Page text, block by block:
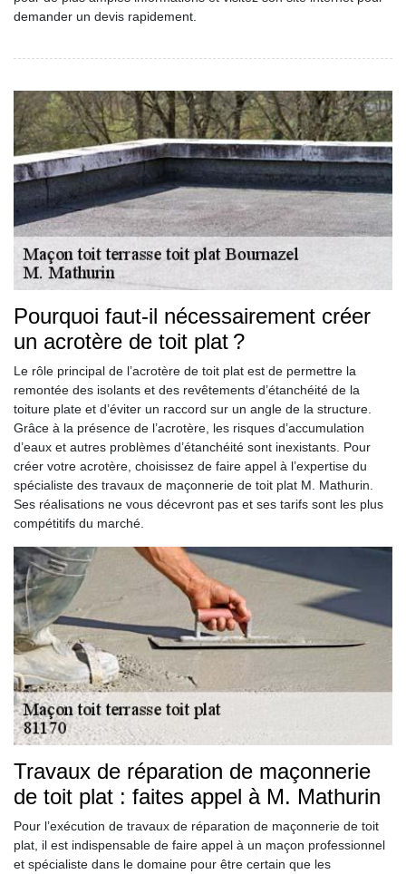
demander un devis rapidement.
Pourquoi faut-il nécessairement créer
un acrotère de toit plat ?
Le rôle principal de l’acrotère de toit plat est de permettre la
remontée des isolants et des revêtements d’étanchéité de la
toiture plate et d’éviter un raccord sur un angle de la structure.
Grâce à la présence de l’acrotère, les risques d’accumulation
d’eaux et autres problèmes d’étanchéité sont inexistants. Pour
créer votre acrotère, choisissez de faire appel à l’expertise du
spécialiste des travaux de maçonnerie de toit plat M. Mathurin.
Ses réalisations ne vous décevront pas et ses tarifs sont les plus
compétitifs du marché.
Travaux de réparation de maçonnerie
de toit plat : faites appel à M. Mathurin
Pour l’exécution de travaux de réparation de maçonnerie de toit
plat, il est indispensable de faire appel à un maçon professionnel
et spécialiste dans le domaine pour être certain que les